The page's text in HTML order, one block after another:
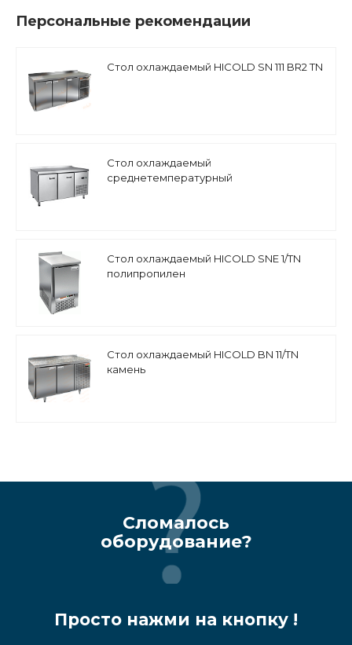
Персональные рекомендации
Стол охлаждаемый HICOLD SN 111 BR2 TN
Стол охлаждаемый
среднетемпературный
Стол охлаждаемый HICOLD SNE 1/TN
полипропилен
Стол охлаждаемый HICOLD BN 11/TN
камень
Сломалось
оборудование?
Просто нажми на кнопку !